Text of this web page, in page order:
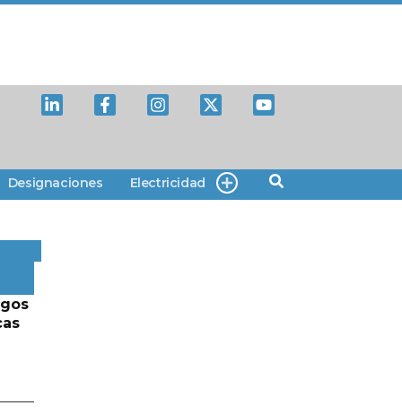
Designaciones Electricidad